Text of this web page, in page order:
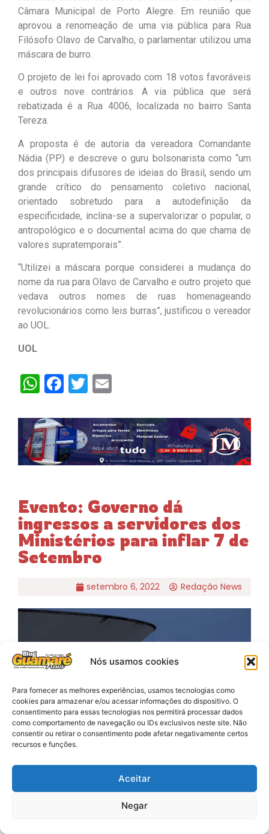
Nós usamos cookies
Para fornecer as melhores experiências, usamos tecnologias como
cookies para armazenar e/ou acessar informações do dispositivo. O
consentimento para essas tecnologias nos permitirá processar dados
como comportamento de navegação ou IDs exclusivos neste site. Não
consentir ou retirar o consentimento pode afetar negativamente certos
recursos e funções.
Aceitar
Negar
Câmara Municipal de Porto Alegre. Em reunião que
aprovou a renomeação de uma via pública para Rua
Filósofo Olavo de Carvalho, o parlamentar utilizou uma
máscara de burro.
O projeto de lei foi aprovado com 18 votos favoráveis
e outros nove contrários. A via pública que será
rebatizada é a Rua 4006, localizada no bairro Santa
Tereza.
A proposta é de autoria da vereadora Comandante
Nádia (PP) e descreve o guru bolsonarista como “um
dos principais difusores de ideias do Brasil, sendo um
grande crítico do pensamento coletivo nacional,
orientado sobretudo para a autodefinição da
especificidade, inclina-se a supervalorizar o popular, o
antropológico e o documental acima do que chama de
valores supratemporais”.
“Utilizei a máscara porque considerei a mudança do
nome da rua para Olavo de Carvalho e outro projeto que
vedava outros nomes de ruas homenageando
revolucionários como leis burras”, justificou o vereador
ao UOL.
UOL
WhatsApp
Facebook
Twitter
Evento: Governo dá
ingressos a servidores dos
Ministérios para inflar 7 de
Setembro
setembro 6, 2022 Redação News
Foto reprodução
servidores compareçam ao desfile militar de 7 de
Setembro, na Esplanada dos Ministérios.